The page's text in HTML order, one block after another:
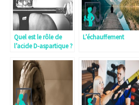
Quel est le rôle de
l’acide D-aspartique ?
L’échauffement